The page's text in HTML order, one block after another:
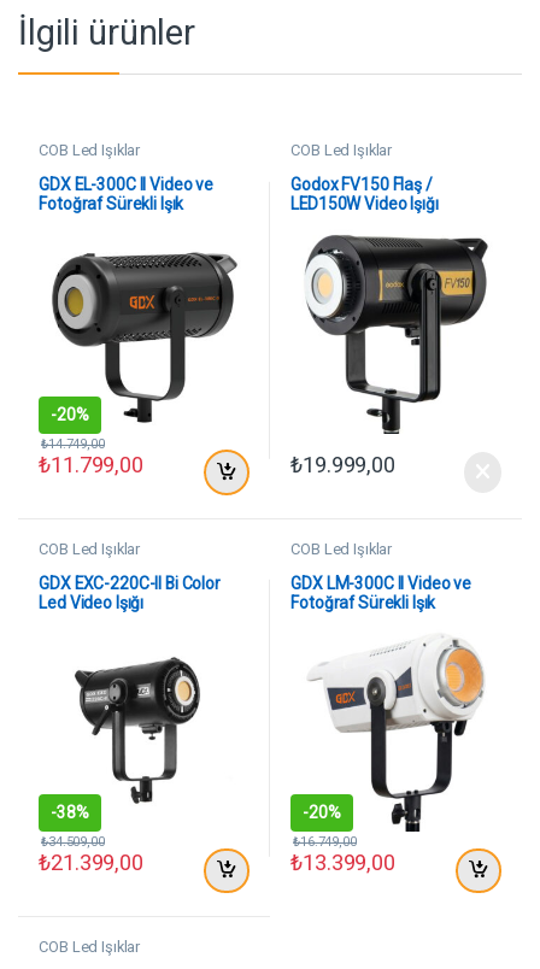
İlgili ürünler
COB Led Işıklar
GDX EL-300C II Video ve
Fotoğraf Sürekli Işık
-20%
₺11.799,00
₺14.749,00
COB Led Işıklar
Godox FV150 Flaş /
LED150W Video Işığı
₺19.999,00
COB Led Işıklar
GDX EXC-220C-II Bi Color
Led Video Işığı
-38%
₺21.399,00
₺34.509,00
COB Led Işıklar
GDX LM-300C II Video ve
Fotoğraf Sürekli Işık
-20%
₺13.399,00
₺16.749,00
COB Led Işıklar